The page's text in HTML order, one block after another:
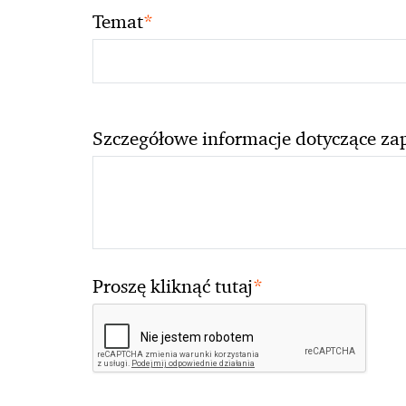
Temat*
Szczegółowe informacje dotyczące
Proszę kliknąć tutaj*